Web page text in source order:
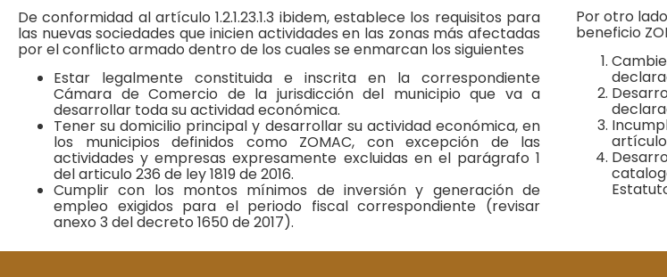
De conformidad al artículo 1.2.1.23.1.3 ibidem, establece los requisitos para
las nuevas sociedades que inicien actividades en las zonas más afectadas
por el conflicto armado dentro de los cuales se enmarcan los siguientes
Estar legalmente constituida e inscrita en la correspondiente
Cámara de Comercio de la jurisdicción del municipio que va a
desarrollar toda su actividad económica.
Tener su domicilio principal y desarrollar su actividad económica, en
los municipios definidos como ZOMAC, con excepción de las
actividades y empresas expresamente excluidas en el parágrafo 1
del articulo 236 de ley 1819 de 2016.
Cumplir con los montos mínimos de inversión y generación de
empleo exigidos para el periodo fiscal correspondiente (revisar
anexo 3 del decreto 1650 de 2017).
Por otro
beneficio
artículos